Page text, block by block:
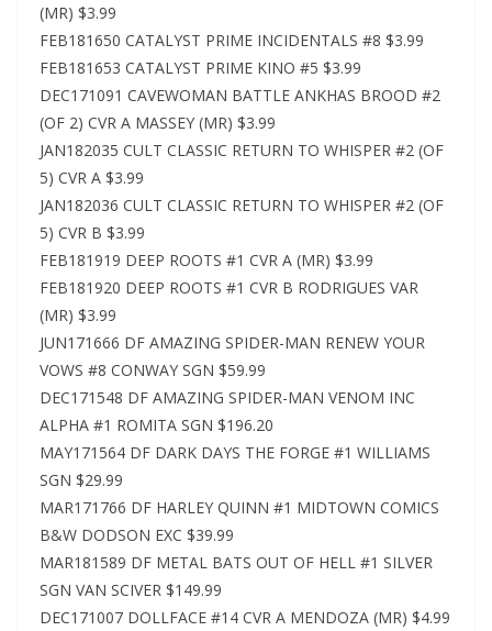
(MR) $3.99
FEB181650 CATALYST PRIME INCIDENTALS #8 $3.99
FEB181653 CATALYST PRIME KINO #5 $3.99
DEC171091 CAVEWOMAN BATTLE ANKHAS BROOD #2
(OF 2) CVR A MASSEY (MR) $3.99
JAN182035 CULT CLASSIC RETURN TO WHISPER #2 (OF
5) CVR A $3.99
JAN182036 CULT CLASSIC RETURN TO WHISPER #2 (OF
5) CVR B $3.99
FEB181919 DEEP ROOTS #1 CVR A (MR) $3.99
FEB181920 DEEP ROOTS #1 CVR B RODRIGUES VAR
(MR) $3.99
JUN171666 DF AMAZING SPIDER-MAN RENEW YOUR
VOWS #8 CONWAY SGN $59.99
DEC171548 DF AMAZING SPIDER-MAN VENOM INC
ALPHA #1 ROMITA SGN $196.20
MAY171564 DF DARK DAYS THE FORGE #1 WILLIAMS
SGN $29.99
MAR171766 DF HARLEY QUINN #1 MIDTOWN COMICS
B&W DODSON EXC $39.99
MAR181589 DF METAL BATS OUT OF HELL #1 SILVER
SGN VAN SCIVER $149.99
DEC171007 DOLLFACE #14 CVR A MENDOZA (MR) $4.99